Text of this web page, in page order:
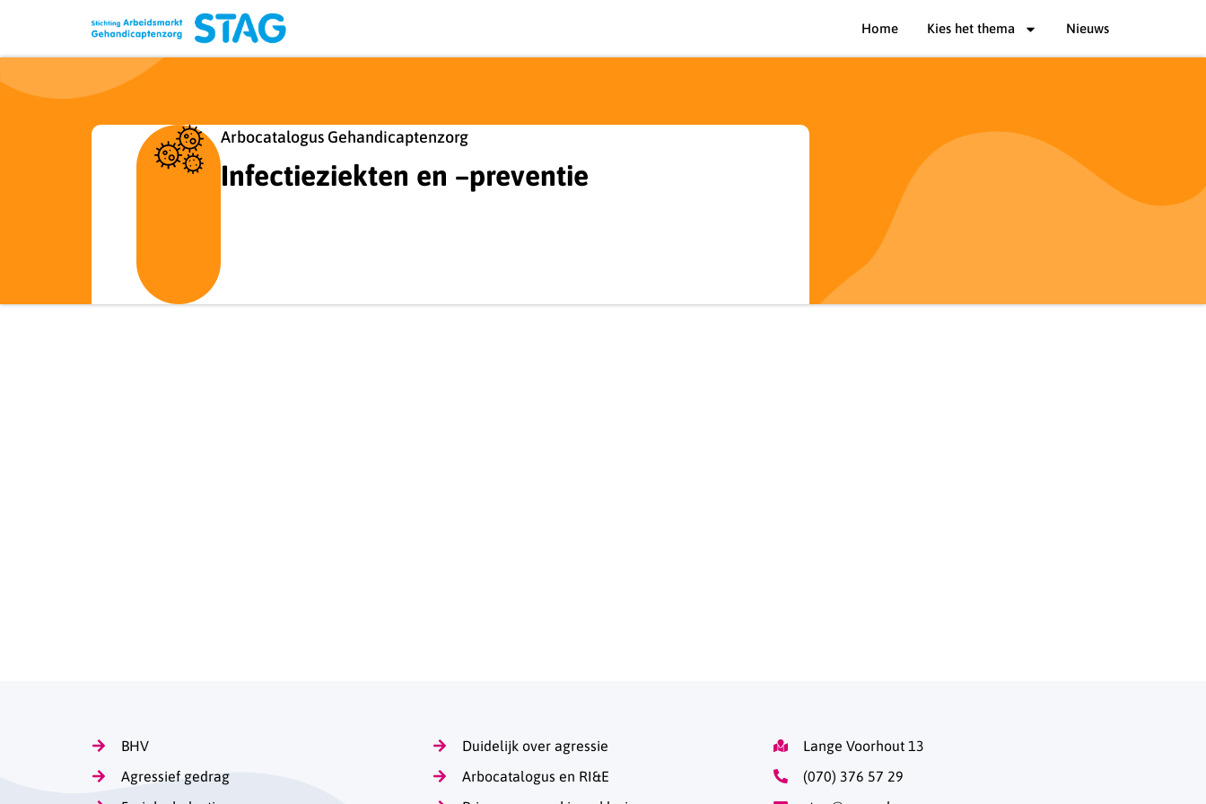
Home Kies het thema Nieuws
Arbocatalogus Gehandicaptenzorg
Infectieziekten en –preventie
BHV
Agressief gedrag
Duidelijk over agressie
Arbocatalogus en RI&E
Lange Voorhout 13
(070) 376 57 29